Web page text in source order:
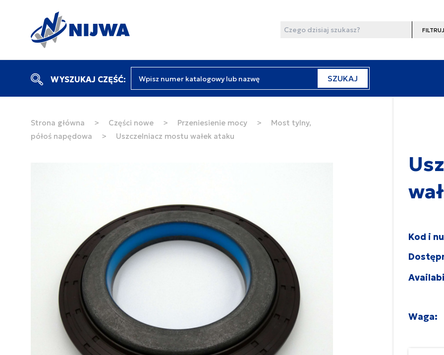
Wyszukaj
Filtruj
WYSZUKAJ CZĘŚĆ: SZUKAJ
Strona główna > Części nowe > Przeniesienie mocy >
Most tylny,
półoś napędowa
> Uszczelniacz mostu wałek ataku
Kod i
Waga: